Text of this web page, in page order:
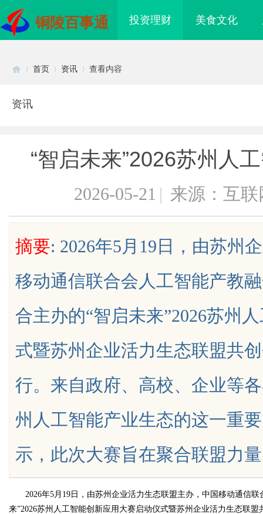
铜陵百事通 投资理财 美食文化
uz
首页 资讯 查看内容
资讯
“智启未来”2026苏州人
2026-05-21 | 来源：互联
摘要: 2026年5月19日，由苏州
移动通信联合会人工智能产教
合主办的“智启未来”2026苏州
式暨苏州企业活力生态联盟共
行。来自政府、高校、企业等
州人工智能产业生态的这一重
示，此次大赛旨在聚合联盟力
2026年5月19日，由苏州企业活力生态联盟主办，中国移动通信
来”2026苏州人工智能创新应用大赛启动仪式暨苏州企业活力生态联
元探析